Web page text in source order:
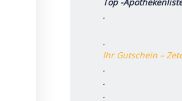
.
.
Ihr Gutschein –
.
.
.